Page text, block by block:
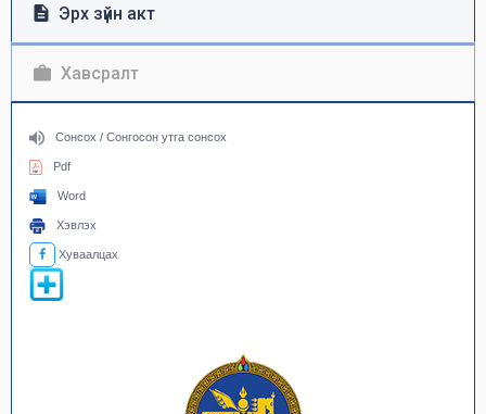
Эрх зүйн акт
Хавсралт
Сонсох / Сонгосон утга сонсох
Pdf
Word
Хэвлэх
Хуваалцах